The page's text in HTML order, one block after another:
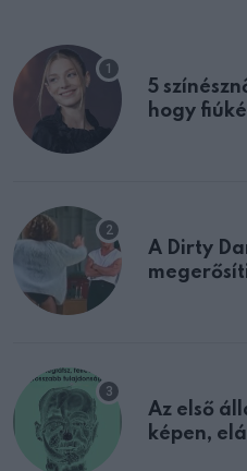
5
hogy
A Dirty
Az első
képen,